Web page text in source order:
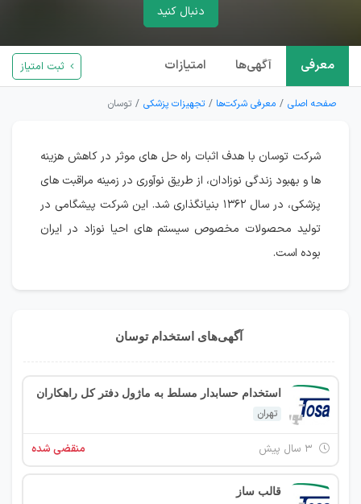
دنبال کنید
معرفی آگهی‌ها امتیازات ثبت امتیاز
صفحه اصلی معرفی شرکت‌ها تجهیزات پزشکی توسان
شرکت توسان با هدف اثبات راه حل های موثر در کاهش هزینه
ها و بهبود زندگی نوزادان، از طریق نوآوری در زمینه مراقبت های
پزشکی، در سال ۱۳۶۲ بنیانگذاری شد. این شرکت پیشگامی در
تولید محصولات مخصوص سیستم های احیا نوزاد در ایران
بوده است.
آگهی‌های استخدام توسان
استخدام حسابدار مسلط به ماژول دفتر کل راهکاران
تهران
منقضی شده
قالب ساز